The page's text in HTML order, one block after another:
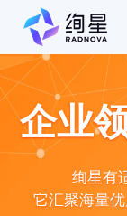
企业
绚星有
它汇聚海量